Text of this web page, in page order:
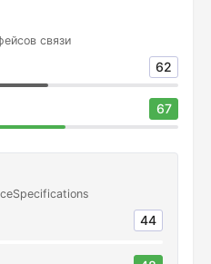
связи
62
67
44